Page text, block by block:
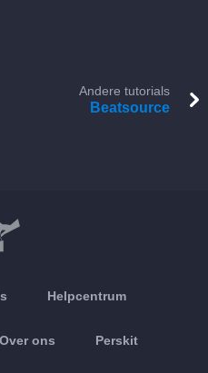
Andere tutorials
Beatsource
Helpcentrum
Over ons Perskit